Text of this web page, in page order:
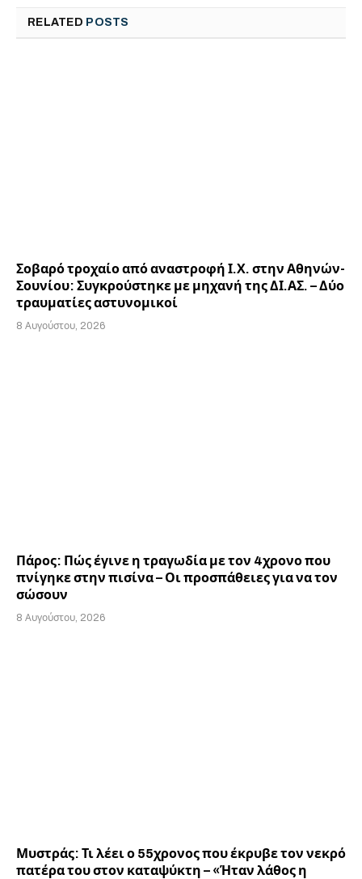
RELATED POSTS
Σοβαρό τροχαίο από αναστροφή Ι.Χ. στην Αθηνών-
Σουνίου: Συγκρούστηκε με μηχανή της ΔΙ.ΑΣ. – Δύο
τραυματίες αστυνομικοί
8 Αυγούστου, 2026
Πάρος: Πώς έγινε η τραγωδία με τον 4χρονο που
πνίγηκε στην πισίνα – Οι προσπάθειες για να τον
σώσουν
8 Αυγούστου, 2026
Μυστράς: Τι λέει ο 55χρονος που έκρυβε τον νεκρό
πατέρα του στον καταψύκτη – «Ήταν λάθος η